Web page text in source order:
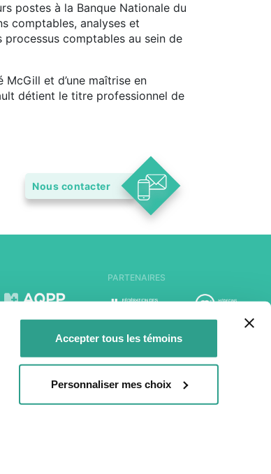
Accepter tous les témoins
Personnaliser mes choix
postes à la Banque Nationale du
comptables, analyses et
comptables au sein de
et d’une maîtrise en
détient le titre professionnel de
Nous contacter
PARTENAIRES